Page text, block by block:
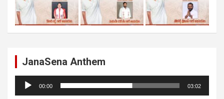
JanaSena Anthem
Audio
Player
00:00 03:02